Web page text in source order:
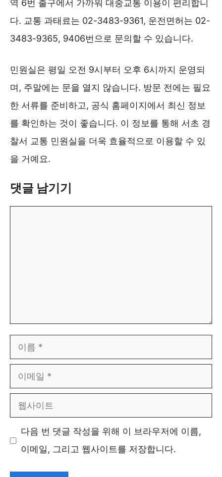
역 6번 출구에서 가까워 대중교통 이용이 편리합니
다. 교통 과태료는 02-3483-9361, 운전면허는 02-
3483-9365, 9406번으로 문의할 수 있습니다.
민원실은 평일 오전 9시부터 오후 6시까지 운영되
며, 주말에는 문을 열지 않습니다. 방문 전에는 필요
한 서류를 준비하고, 공식 홈페이지에서 최신 정보
를 확인하는 것이 좋습니다. 이 정보를 통해 서초 경
찰서 교통 민원실을 더욱 효율적으로 이용할 수 있
을 거예요.
댓글 남기기
름
메
사
이
다음 번 댓글 작성을 위해 이 브라우저에 이름,
이메일, 그리고 웹사이트를 저장합니다.